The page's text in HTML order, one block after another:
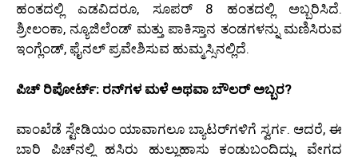
ಹಂತದಲ್ಲಿ ಎಡವಿದರೂ, ಸೂಪರ್ 8 ಹಂತದಲ್ಲಿ ಅಬ್ಬರಿಸಿದೆ.
ಶ್ರೀಲಂಕಾ, ನ್ಯೂಜಿಲೆಂಡ್ ಮತ್ತು ಪಾಕಿಸ್ತಾನ ತಂಡಗಳನ್ನು ಮಣಿಸಿರುವ
ಇಂಗ್ಲೆಂಡ್, ಫೈನಲ್ ಪ್ರವೇಶಿಸುವ ಹುಮ್ಮಸ್ಸಿನಲ್ಲಿದೆ.
ಪಿಚ್ ರಿಪೋರ್ಟ್: ರನ್‌ಗಳ ಮಳೆ ಅಥವಾ ಬೌಲರ್ ಅಬ್ಬರ?
ವಾಂಖೆಡೆ ಸ್ಟೇಡಿಯಂ ಯಾವಾಗಲೂ ಬ್ಯಾಟರ್‌ಗಳಿಗೆ ಸ್ವರ್ಗ. ಆದರೆ, ಈ
ಬಾರಿ ಪಿಚ್‌ನಲ್ಲಿ ಹಸಿರು ಹುಲ್ಲುಹಾಸು ಕಂಡುಬಂದಿದ್ದು, ವೇಗದ